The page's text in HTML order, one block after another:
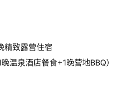
精致露营住宿
温泉酒店餐食+1晚营地BBQ）